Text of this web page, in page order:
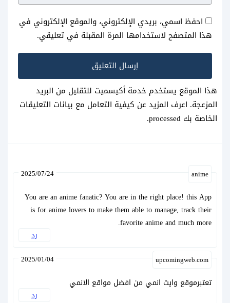
احفظ اسمي، بريدي الإلكتروني، والموقع الإلكتروني في
هذا المتصفح لاستخدامها المرة المقبلة في تعليقي.
هذا الموقع يستخدم خدمة أكيسميت للتقليل من البريد
المزعجة. اعرف المزيد عن كيفية التعامل مع بيانات التعليقات
الخاصة بك processed
.
anime
2025/07/24
You are an anime fanatic? You are in the right place! this App
is for anime lovers to make them able to manage, track their
favorite anime and much more.
رد
upcomingweb.com
2025/01/04
تعتبرموقع وايت انمي من افضل مواقع الانمي
رد